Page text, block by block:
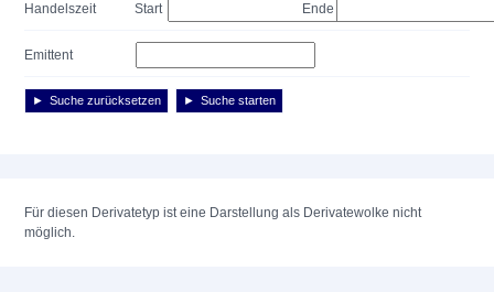
Handelszeit Start Ende
Emittent
Suche zurücksetzen Suche starten
Für diesen Derivatetyp ist eine Darstellung als Derivatewolke nicht
möglich.